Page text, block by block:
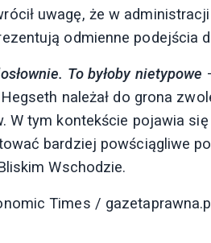
uwagę, że w
odmienne podejścia
To byłoby nietypowe
należał do grona
W tym kontekście pojawia
bardziej powściągliwe
Wschodzie.
Times /